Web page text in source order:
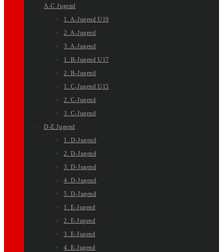
A-C Jugend
1. A-Jugend U19
2. A-Jugend
3. A-Jugend
1. B-Jugend U17
2. B-Jugend
1. C-Jugend U15
2. C-Jugend
3. C-Jugend
D-E Jugend
1. D-Jugend
2. D-Jugend
3. D-Jugend
4. D-Jugend
5. D-Jugend
1. E-Jugend
2. E-Jugend
3. E-Jugend
4. E-Jugend